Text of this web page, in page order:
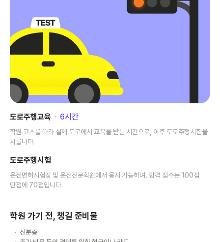
도로주행교육 ･ 6시간
학원 코스를 따라 실제 도로에서 교육을 받는 시간으로, 이후 도로주행시험을
치릅니다.
도로주행시험
운전면허시험장 및 운전전문학원에서 응시 가능하며, 합격 점수는 100점
만점에 70점입니다.
학원 가기 전, 챙길 준비물
신분증